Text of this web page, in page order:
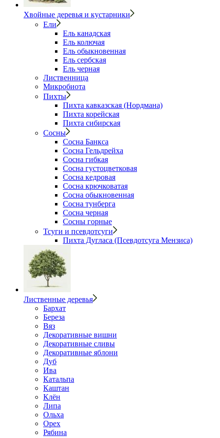
Хвойные деревья и кустарники
Ели
Ель канадская
Ель колючая
Ель обыкновенная
Ель сербская
Ель черная
Лиственница
Микробиота
Пихты
Пихта кавказская (Нордмана)
Пихта корейская
Пихта сибирская
Сосны
Сосна Банкса
Сосна Гельдрейха
Сосна гибкая
Сосна густоцветковая
Сосна кедровая
Сосна крючковатая
Сосна обыкновенная
Сосна тунберга
Сосна черная
Сосны горные
Тсуги и псевдотсуги
Пихта Дугласа (Псевдотсуга Мензиса)
Лиственные деревья
Бархат
Береза
Вяз
Декоративные вишни
Декоративные сливы
Декоративные яблони
Дуб
Ива
Катальпа
Каштан
Клён
Липа
Ольха
Орех
Рябина